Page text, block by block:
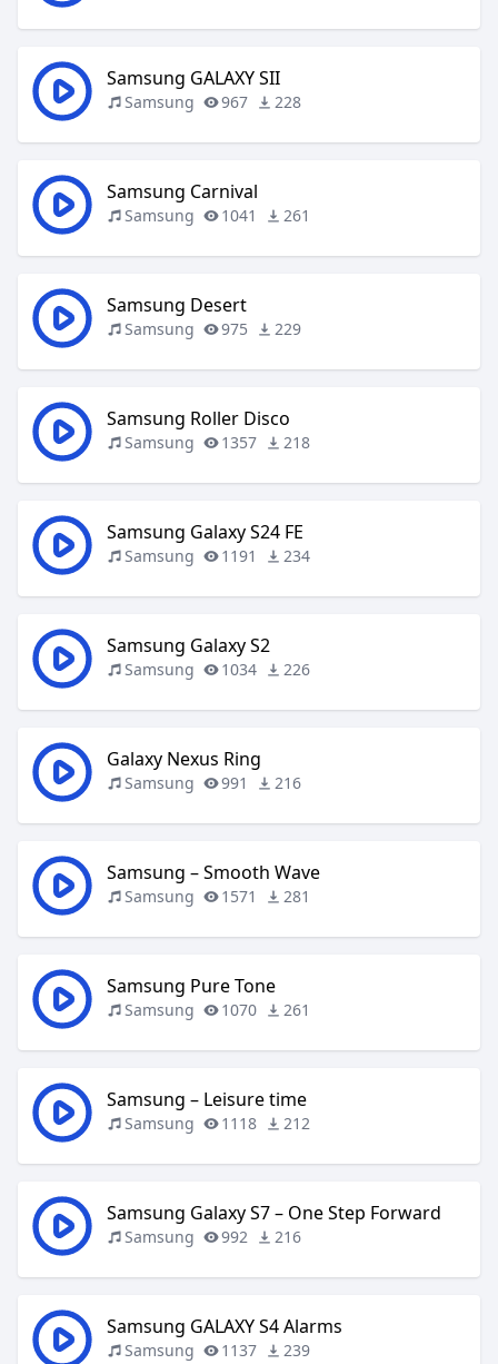
Samsung GALAXY SII
Samsung 967 228
Samsung Carnival
Samsung 1041 261
Samsung Desert
Samsung 975 229
Samsung Roller Disco
Samsung 1357 218
Samsung Galaxy S24 FE
Samsung 1191 234
Samsung Galaxy S2
Samsung 1034 226
Galaxy Nexus Ring
Samsung 991 216
Samsung – Smooth Wave
Samsung 1571 281
Samsung Pure Tone
Samsung 1070 261
Samsung – Leisure time
Samsung 1118 212
Samsung Galaxy S7 – One Step Forward
Samsung 992 216
Samsung GALAXY S4 Alarms
Samsung 1137 239